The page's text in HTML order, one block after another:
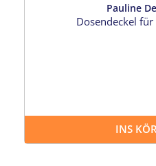
DurchschnittlichePauline
Dosendeckel
INS